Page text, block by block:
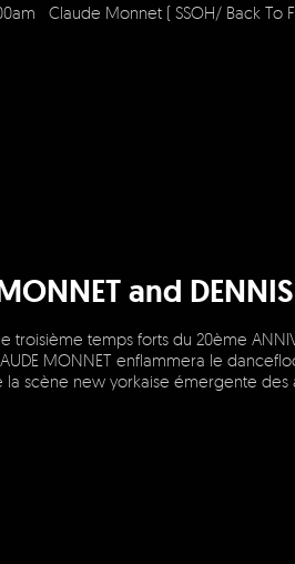
Claude Monnet ( SSOH/ Back To
and DENNIS
temps forts du 20ème
MONNET enflammera le
la scène new yorkaise émergente des